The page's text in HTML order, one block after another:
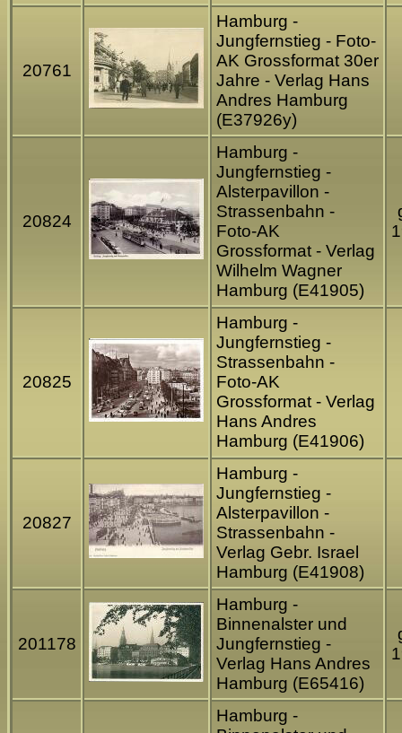
20761
Hamburg -
Jungfernstieg - Foto-
AK Grossformat 30er
Jahre - Verlag Hans
Andres Hamburg
(E37926y)
20824
Hamburg -
Jungfernstieg -
Alsterpavillon -
Strassenbahn -
Foto-AK
Grossformat - Verlag
Wilhelm Wagner
Hamburg (E41905)
20825
Hamburg -
Jungfernstieg -
Strassenbahn -
Foto-AK
Grossformat - Verlag
Hans Andres
Hamburg (E41906)
20827
Hamburg -
Jungfernstieg -
Alsterpavillon -
Strassenbahn -
Verlag Gebr. Israel
Hamburg (E41908)
201178
Hamburg -
Binnenalster und
Jungfernstieg -
Verlag Hans Andres
Hamburg (E65416)
Hamburg -